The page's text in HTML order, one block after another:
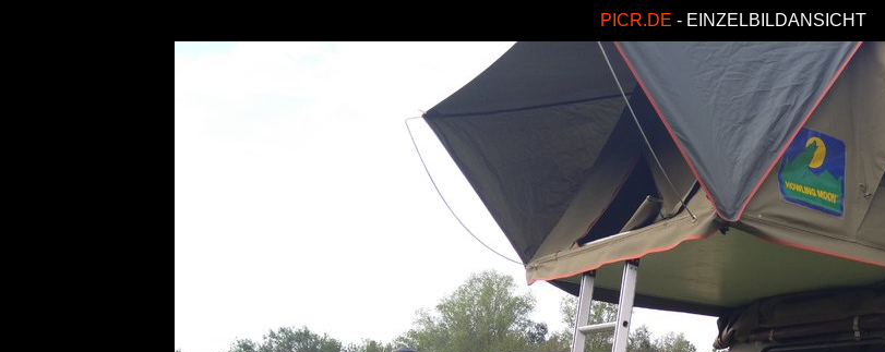
PICR.DE - EINZELBILDANSICHT